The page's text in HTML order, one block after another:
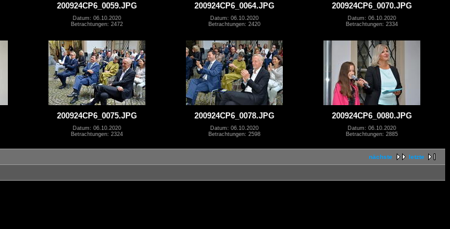
200924CP6_0059.JPG
Datum: 06.10.2020
Betrachtungen: 2472
200924CP6_0064.JPG
Datum: 06.10.2020
Betrachtungen: 2420
200924CP6_0070.JPG
Datum: 06.10.2020
Betrachtungen: 2334
200924CP6_0075.JPG
Datum: 06.10.2020
Betrachtungen: 2324
200924CP6_0078.JPG
Datum: 06.10.2020
Betrachtungen: 2598
200924CP6_0080.JPG
Datum: 06.10.2020
Betrachtungen: 2885
nächste letzte